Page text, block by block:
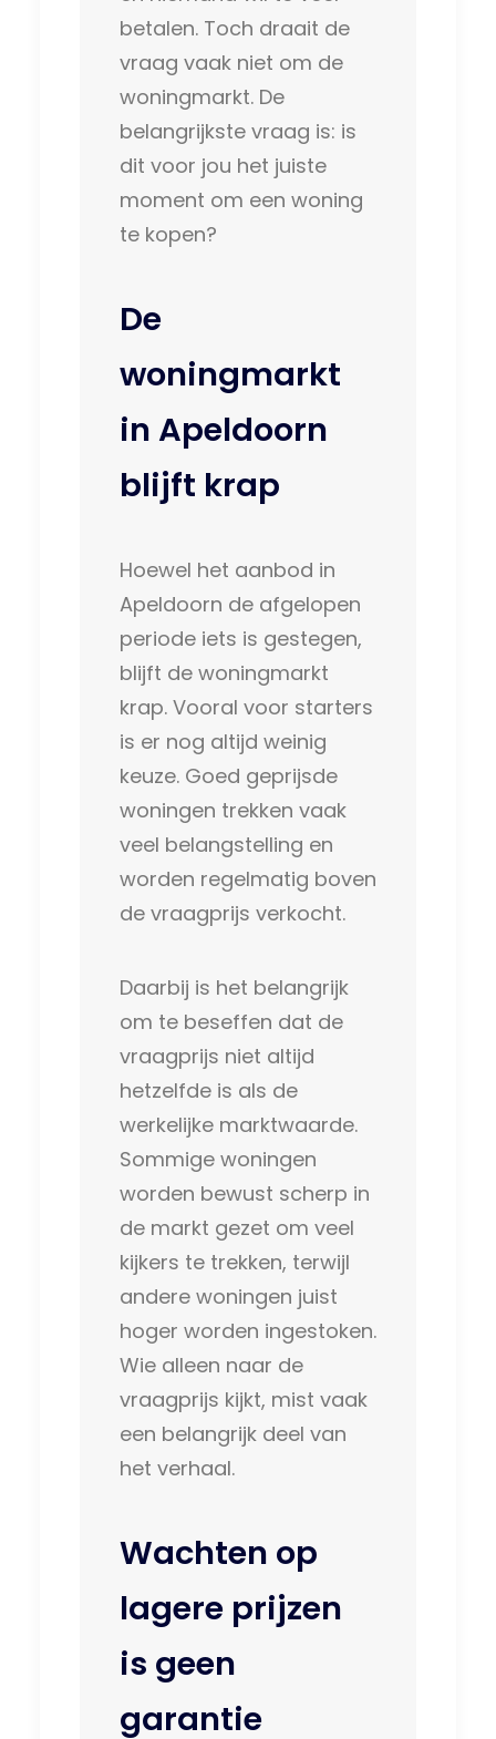
betalen. Toch draait de
vraag vaak niet om de
woningmarkt. De
belangrijkste vraag is: is
dit voor jou het juiste
moment om een woning
te kopen?
De
woningmarkt
in Apeldoorn
blijft krap
Hoewel het aanbod in
Apeldoorn de afgelopen
periode iets is gestegen,
blijft de woningmarkt
krap. Vooral voor starters
is er nog altijd weinig
keuze. Goed geprijsde
woningen trekken vaak
veel belangstelling en
worden regelmatig boven
de vraagprijs verkocht.
Daarbij is het belangrijk
om te beseffen dat de
vraagprijs niet altijd
hetzelfde is als de
werkelijke marktwaarde.
Sommige woningen
worden bewust scherp in
de markt gezet om veel
kijkers te trekken, terwijl
andere woningen juist
hoger worden ingestoken.
Wie alleen naar de
vraagprijs kijkt, mist vaak
een belangrijk deel van
het verhaal.
Wachten op
lagere prijzen
is geen
garantie